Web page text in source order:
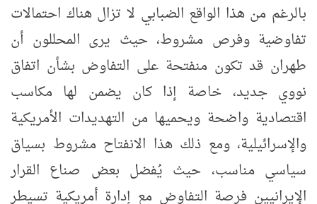
بالرغم من هذا الواقع الضبابي لا تزال هناك احتمالات
تفاوضية وفرص مشروط، حيث يرى المحللون أن
طهران قد تكون منفتحة على التفاوض بشأن اتفاق
نووي جديد، خاصة إذا كان يضمن لها مكاسب
اقتصادية واضحة ويحميها من التهديدات الأمريكية
والإسرائيلية، ومع ذلك هذا الانفتاح مشروط بسياق
سياسي مناسب، حيث يُفضل بعض صناع القرار
الإيرانيين فرصة التفاوض مع إدارة أمريكية تسيطر